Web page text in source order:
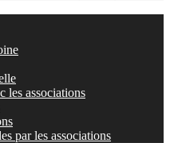
les associations
par les associations